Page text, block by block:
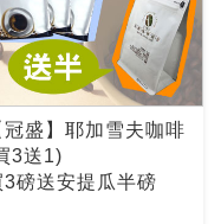
冠盛】耶加雪夫咖啡
3送1)
3磅送安提瓜半磅